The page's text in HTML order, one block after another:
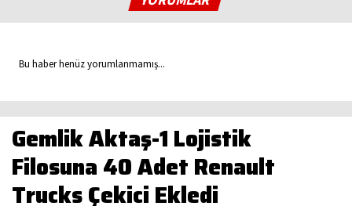
Bu haber henüz yorumlanmamış...
Gemlik Aktaş-1 Lojistik
Filosuna 40 Adet Renault
Trucks Çekici Ekledi